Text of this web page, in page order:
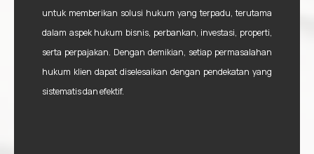
untuk memberikan solusi hukum yang terpadu, terutama
dalam aspek hukum bisnis, perbankan, investasi, properti,
serta perpajakan. Dengan demikian, setiap permasalahan
hukum klien dapat diselesaikan dengan pendekatan yang
sistematis dan efektif.